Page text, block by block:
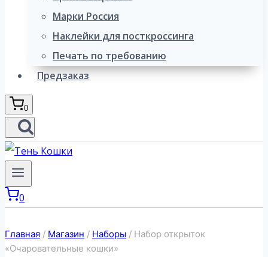
Марки Россия
Наклейки для посткроссинга
Печать по требованию
Предзаказ
0
0
Главная / Магазин / Наборы / Набор открыток
«Очаровательные кошки»